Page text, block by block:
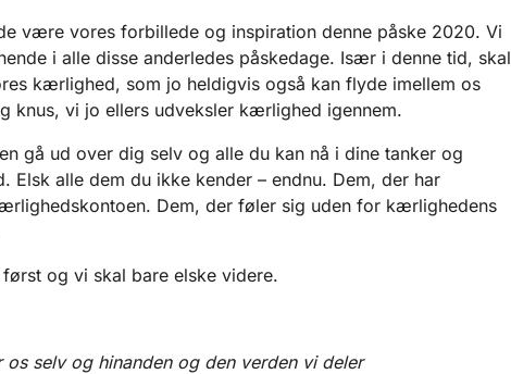
være vores forbillede og inspiration denne påske 2020. Vi
i alle disse anderledes påskedage. Især i denne tid, skal
kærlighed, som jo heldigvis også kan flyde imellem os
knus, vi jo ellers udveksler kærlighed igennem.
gå ud over dig selv og alle du kan nå i dine tanker og
Elsk alle dem du ikke kender – endnu. Dem, der har
Dem, der føler sig uden for kærlighedens
og vi skal bare elske videre.
selv og hinanden og den verden vi deler